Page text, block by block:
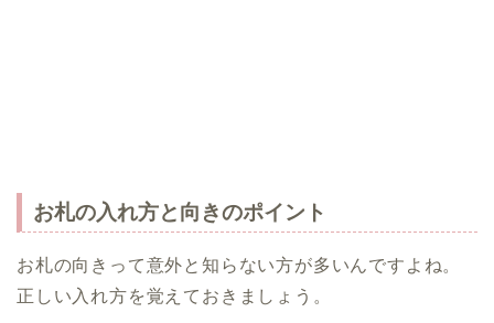
お札の入れ方と向きのポイント
お札の向きって意外と知らない方が多いんですよね。
正しい入れ方を覚えておきましょう。